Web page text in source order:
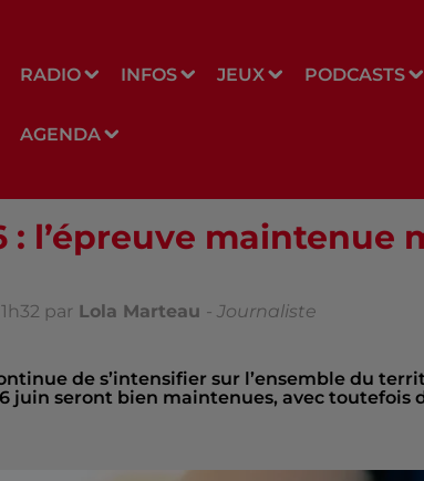
RADIO INFOS JEUX PODCASTS
AGENDA
: l’épreuve maintenue
par Lola Marteau - Journaliste
de s’intensifier sur l’ensemble du
juin seront bien maintenues, avec toutefois